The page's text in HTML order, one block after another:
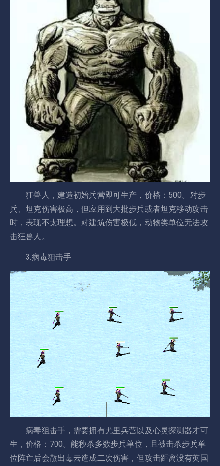
狂兽人，建造初始兵营即可生产，价格：500。对步
兵、坦克伤害极高，但应用到大批步兵或者坦克移动攻击
时，表现不太理想。对建筑伤害极低，动物类单位无法攻
击狂兽人。
3.病毒狙击手
病毒狙击手，需要拥有尤里兵营以及心灵探测器才可
生，价格：700。能秒杀多数步兵单位，且被击杀步兵单
位阵亡后会散出毒云造成二次伤害，但攻击距离没有英国